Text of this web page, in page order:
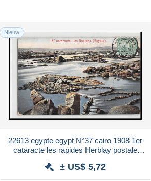
Nieuw
22613 egypte egypt N°37 cairo 1908 1er
cataracte les rapides Herblay postale
± US$ 5,72